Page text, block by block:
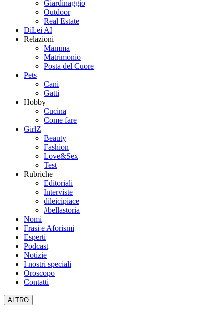
Giardinaggio
Outdoor
Real Estate
DiLei AI
Relazioni
Mamma
Matrimonio
Posta del Cuore
Pets
Cani
Gatti
Hobby
Cucina
Come fare
GirlZ
Beauty
Fashion
Love&Sex
Test
Rubriche
Editoriali
Interviste
dileicipiace
#bellastoria
Nomi
Frasi e Aforismi
Esperti
Podcast
Notizie
I nostri speciali
Oroscopo
Contatti
ALTRO